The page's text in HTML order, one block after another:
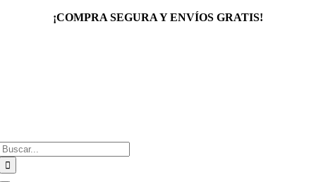
¡COMPRA SEGURA Y ENVÍOS GRATIS!